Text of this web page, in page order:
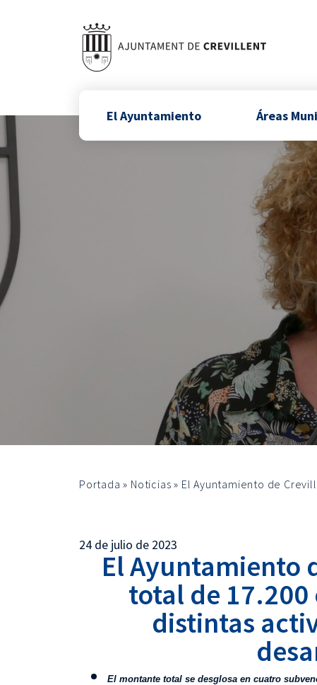
El Ayuntamiento Áreas
Portada » Noticias » El Ayuntamiento de
24 de julio de 2023
El Ayuntamiento
total de
distintas
El montante total se desglosa en cuatro